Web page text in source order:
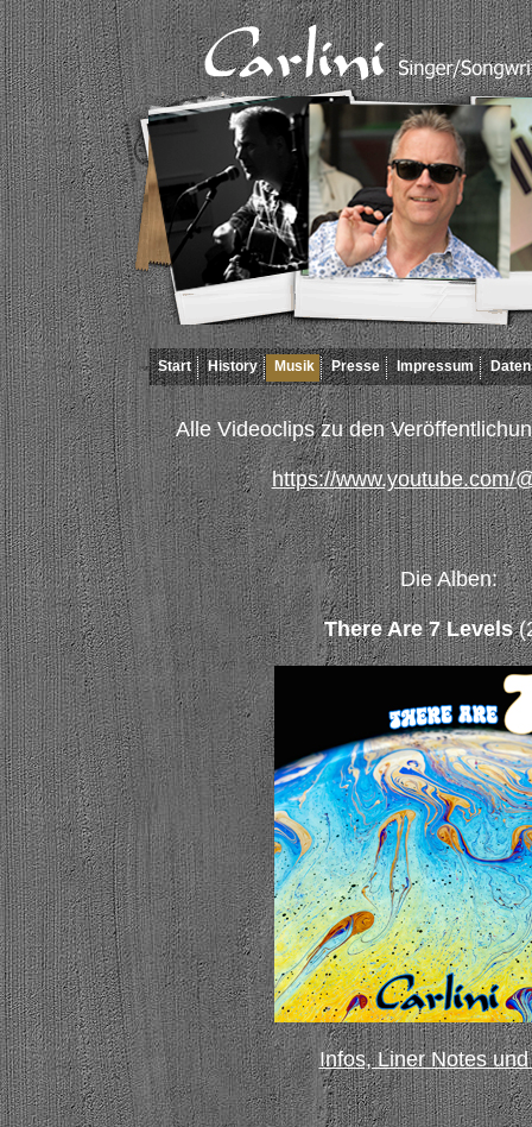
Start History Musik Presse Impressum
Alle Videoclips zu den
https://www.youtube.com/
Die Alben:
There Are 7 Levels
Infos, Liner Notes und